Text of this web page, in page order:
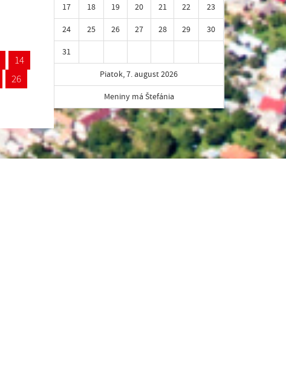
14
26
17
18 19 20 21 22
23
24
25 26 27 28 29
30
31
Piatok, 7. august 2026
Meniny má Štefánia